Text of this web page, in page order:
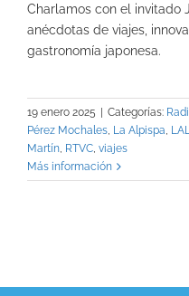
Charlamos con el invitado
anécdotas de viajes,
gastronomía japonesa.
19 enero 2025 | Categorías:
Pérez Mochales La Alpispa
Martín RTVC viajes
Más información